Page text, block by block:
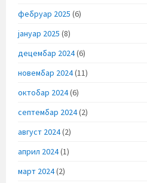
фебруар 2025 (6)
јануар 2025 (8)
децембар 2024(6)
новембар 2024(11)
октобар 2024(6)
септембар 2024(2)
август 2024(2)
април 2024(1)
март 2024(2)